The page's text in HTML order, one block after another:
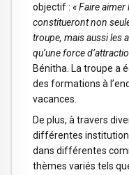
objectif : « Faire aimer
constitueront non
troupe, mais aussi les
qu’une force
Bénitha. La troupe a
des formations à
vacances.
De plus, à travers
différentes
dans différentes
thèmes variés tels